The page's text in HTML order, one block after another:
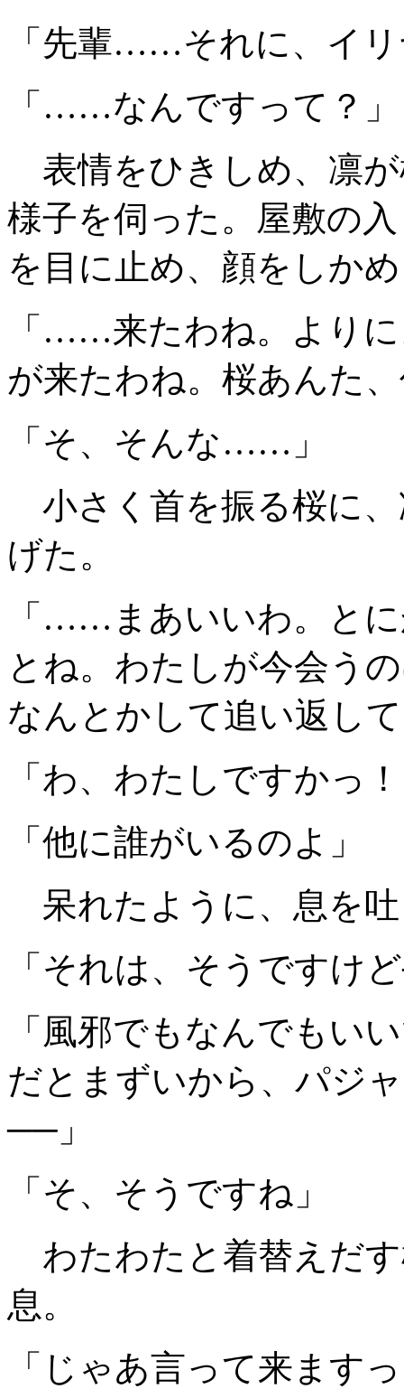
「先輩……それに、イ
「……なんですって？」
表情をひきしめ、凛
様子を伺った。屋敷の
を目に止め、顔をしか
「……来たわね。より
が来たわね。桜あんた
「そ、そんな……」
小さく首を振る桜に
げた。
「……まあいいわ。と
とね。わたしが今会う
なんとかして追い返し
「わ、わたしですかっ
「他に誰がいるのよ」
呆れたように、息を
「それは、そうですけ
「風邪でもなんでもい
だとまずいから、パジ
──」
「そ、そうですね」
わたわたと着替えだ
息。
「じゃあ言って来ます